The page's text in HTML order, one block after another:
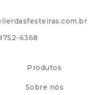
6368
Produtos
Sobre nós